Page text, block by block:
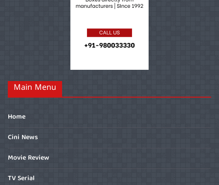
Main Menu
Home
Cini News
Movie Review
TV Serial